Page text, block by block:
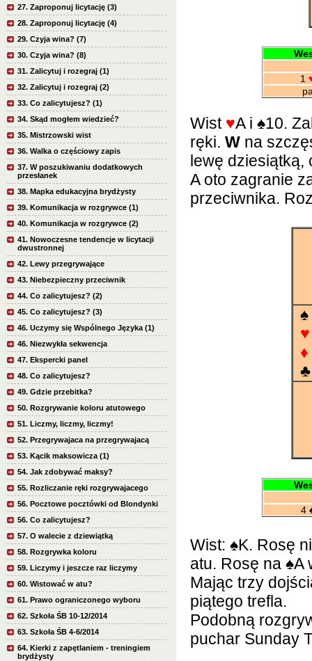
27. Zaproponuj licytację (3)
28. Zaproponuj licytację (4)
29. Czyja wina? (7)
30. Czyja wina? (8)
31. Zalicytuj i rozegraj (1)
32. Zalicytuj i rozegraj (2)
33. Co zalicytujesz? (1)
34. Skąd mogłem wiedzieć?
35. Mistrzowski wist
36. Walka o częściowy zapis
37. W poszukiwaniu dodatkowych
przesłanek
38. Mapka edukacyjna brydżysty
39. Komunikacja w rozgrywce (1)
40. Komunikacja w rozgrywce (2)
41. Nowoczesne tendencje w licytacji
dwustronnej
42. Lewy przegrywające
43. Niebezpieczny przeciwnik
44. Co zalicytujesz? (2)
45. Co zalicytujesz? (3)
46. Uczymy się Wspólnego Języka (1)
46. Niezwykła sekwencja
47. Ekspercki panel
48. Co zalicytujesz?
49. Gdzie przebitka?
50. Rozgrywanie koloru atutowego
51. Liczmy, liczmy, liczmy!
52. Przegrywajaca na przegrywajacą
53. Kącik maksowicza (1)
54. Jak zdobywać maksy?
55. Rozliczanie ręki rozgrywajacego
56. Pocztowe pocztówki od Blondynki
56. Co zalicytujesz?
57. O walecie z dziewiątką
58. Rozgrywka koloru
59. Liczymy i jeszcze raz liczymy
60. Wistować w atu?
61. Prawo ograniczonego wyboru
62. Szkoła ŚB 10-12/2014
63. Szkoła ŚB 4-6/2014
64. Kierki z zapętlaniem - treningiem
brydżysty
1
Wist ♥A i ♠10.
ręki. W na
lewę dziesiątką,
A oto zagranie
przeciwnika.
♠
♥
♦
♣
4
Wist: ♠K. Rosę
atu. Rosę na ♠A
Mając trzy
piątego trefla.
Podobną
puchar Sunday